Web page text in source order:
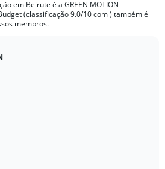
em Beirute é a GREEN MOTION
(classificação 9.0/10 com ) também é
membros.